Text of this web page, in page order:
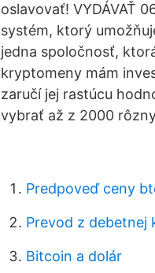
oslavovať! VYDÁVAŤ
systém, ktorý
jedna spoločnosť,
kryptomeny mám
zaručí jej rastúcu
vybrať až z 2000
Predpoveď ceny
Prevod z debetnej
Bitcoin a dolár